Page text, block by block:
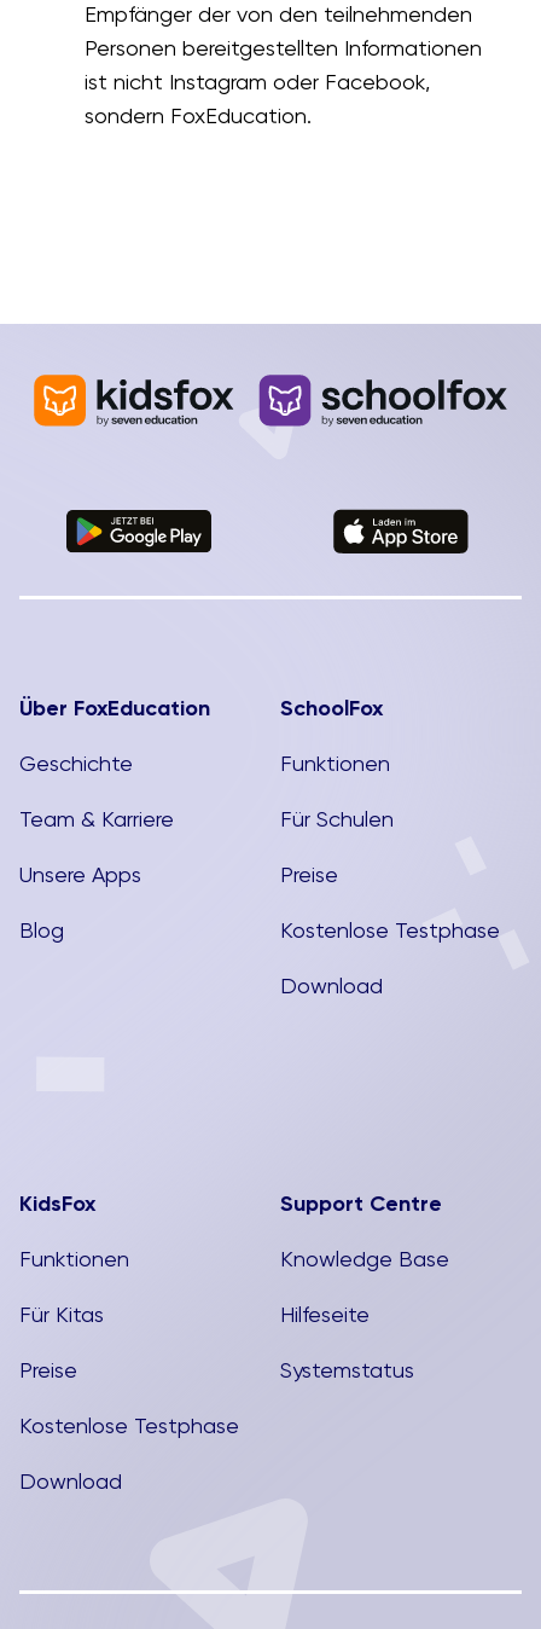
Empfänger der von den teilnehmenden
Personen bereitgestellten Informationen
ist nicht Instagram oder Facebook,
sondern FoxEducation.
Über FoxEducation
Geschichte
Team & Karriere
Unsere Apps
Blog
SchoolFox
Funktionen
Für Schulen
Preise
Kostenlose Testphase
Download
KidsFox
Funktionen
Für Kitas
Preise
Kostenlose Testphase
Download
Support Centre
Knowledge Base
Hilfeseite
Systemstatus